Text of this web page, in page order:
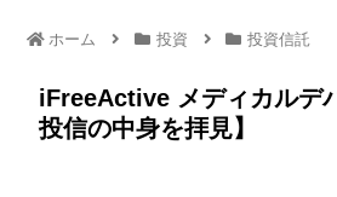
ホーム 投資 投資信託
iFreeActive メディカルデ
投信の中身を拝見】